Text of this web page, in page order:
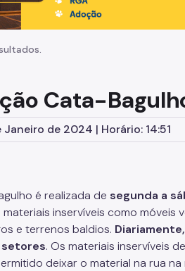
Cata-
de 2024 | Horário: 14:51
é realizada de segunda a
inservíveis como móveis
e terrenos baldios.
setores. Os materiais inservíveis
deixar o material na rua